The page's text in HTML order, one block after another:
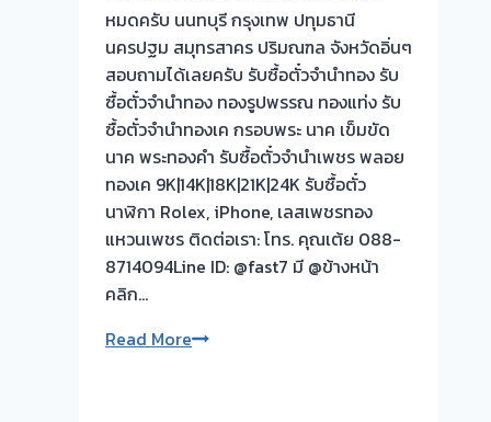
กว่า
วัน
นี้
ให้
บริการ
ลูกค้า
พื้นที่
บางบัวทอง-
บางรัก
พัฒนา
หมดครับ นนทบุรี กรุงเทพ ปทุมธานี
นครปฐม สมุทรสาคร ปริมณฑล จังหวัดอิ่นๆ
สอบถามได้เลยครับ รับซื้อตั๋วจำนำทอง รับ
ซื้อตั๋วจำนำทอง ทองรูปพรรณ ทองแท่ง รับ
ซื้อตั๋วจำนำทองเค กรอบพระ นาค เข็มขัด
นาค พระทองคำ รับซื้อตั๋วจำนำเพชร พลอย
ทองเค 9K|14K|18K|21K|24K รับซื้อตั๋ว
นาฬิกา Rolex, iPhone, เลสเพชรทอง
แหวนเพชร ติดต่อเรา: โทร. คุณเต้ย 088-
8714094Line ID: @fast7 มี @ข้างหน้า
คลิก…
Read Moreรับ